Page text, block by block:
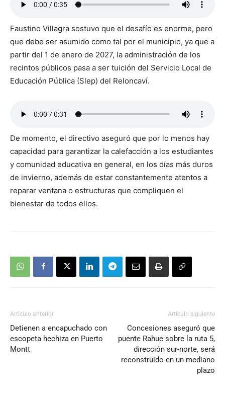
Faustino Villagra sostuvo que el desafío es enorme, pero
que debe ser asumido como tal por el municipio, ya que a
partir del 1 de enero de 2027, la administración de los
recintos públicos pasa a ser tuición del Servicio Local de
Educación Pública (Slep) del Reloncaví.
De momento, el directivo aseguró que por lo menos hay
capacidad para garantizar la calefacción a los estudiantes
y comunidad educativa en general, en los días más duros
de invierno, además de estar constantemente atentos a
reparar ventana o estructuras que compliquen el
bienestar de todos ellos.
Artículo anterior
Detienen a encapuchado con
escopeta hechiza en Puerto
Montt
Artículo siguiente
Concesiones aseguró que
puente Rahue sobre la ruta 5,
dirección sur-norte, será
reconstruido en un mediano
plazo